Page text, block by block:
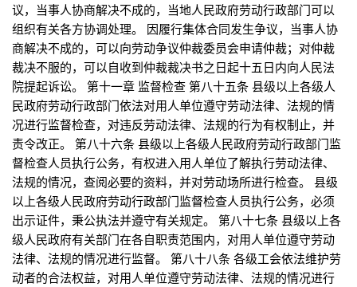
议，当事人协商解决不成的，当地人民政府劳动行政部门可以
组织有关各方协调处理。 因履行集体合同发生争议，当事人协
商解决不成的，可以向劳动争议仲裁委员会申请仲裁；对仲裁
裁决不服的，可以自收到仲裁裁决书之日起十五日内向人民法
院提起诉讼。 第十一章 监督检查 第八十五条 县级以上各级人
民政府劳动行政部门依法对用人单位遵守劳动法律、法规的情
况进行监督检查，对违反劳动法律、法规的行为有权制止，并
责令改正。 第八十六条 县级以上各级人民政府劳动行政部门监
督检查人员执行公务，有权进入用人单位了解执行劳动法律、
法规的情况，查阅必要的资料，并对劳动场所进行检查。 县级
以上各级人民政府劳动行政部门监督检查人员执行公务，必须
出示证件，秉公执法并遵守有关规定。 第八十七条 县级以上各
级人民政府有关部门在各自职责范围内，对用人单位遵守劳动
法律、法规的情况进行监督。 第八十八条 各级工会依法维护劳
动者的合法权益，对用人单位遵守劳动法律、法规的情况进行